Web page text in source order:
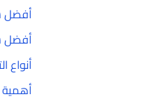
أفضل
أفضل
أنواع
أهمية